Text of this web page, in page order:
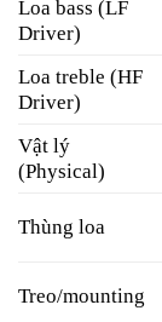
Loa bass (LF
Driver)
Loa treble (HF
Driver)
Vật lý
(Physical)
Thùng loa
Treo/mounting